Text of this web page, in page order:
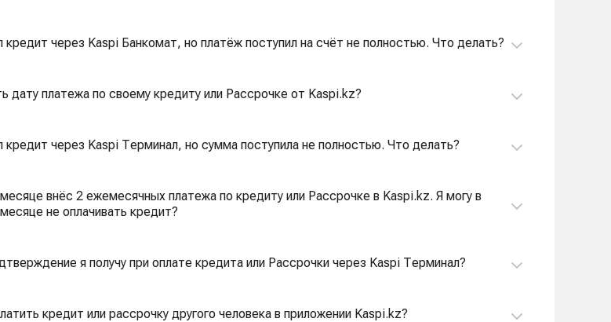
кредит через Kaspi Банкомат, но платёж поступил на счёт не полностью. Что делать?
дату платежа по своему кредиту или Раcсрочке от Kaspi.kz?
кредит через Kaspi Терминал, но сумма поступила не полностью. Что делать?
внёс 2 ежемесячных платежа по кредиту или Рассрочке в Kaspi.kz. Я могу в
не оплачивать кредит?
я получу при оплате кредита или Рассрочки через Kaspi Терминал?
кредит или рассрочку другого человека в приложении Kaspi.kz?